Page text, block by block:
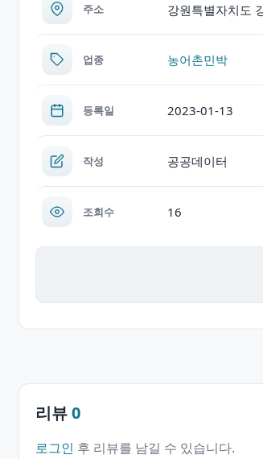
주소 강원특별자치도
업종 농어촌민박
등록일 2023-01-13
작성 공공데이터
조회수 16
리뷰0
로그인 후 리뷰를 남길 수 있습니다.